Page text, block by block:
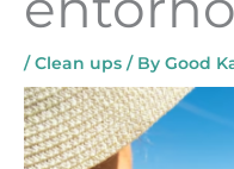
/Clean ups / By Good